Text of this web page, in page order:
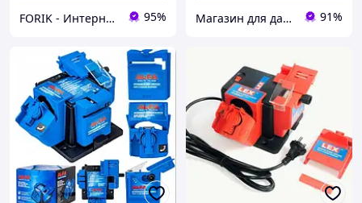
FORIK - Интернет гипермаркет. 95% Магазин для дачи и сада - ALFA LEX EUROCRAFT KRAFT DELE VERKE SILVER 91%